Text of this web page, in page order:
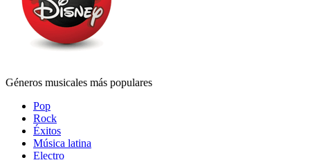
Géneros musicales más populares
Pop
Rock
Éxitos
Música latina
Electro